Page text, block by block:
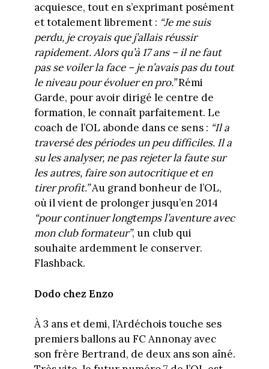
acquiesce, tout en s’exprimant posément
et totalement librement : “Je me suis
perdu, je croyais que j’allais réussir
rapidement. Alors qu’à 17 ans – il ne faut
pas se voiler la face – je n’avais pas du tout
le niveau pour évoluer en pro.”Rémi
Garde, pour avoir dirigé le centre de
formation, le connaît parfaitement. Le
coach de l’OL abonde dans ce sens : “Il a
traversé des périodes un peu difficiles. Il a
su les analyser, ne pas rejeter la faute sur
les autres, faire son autocritique et en
tirer profit.”Au grand bonheur de l’OL,
où il vient de prolonger jusqu’en 2014
“pour continuer longtemps l’aventure avec
mon club formateur”, un club qui
souhaite ardemment le conserver.
Flashback.
Dodo chez Enzo
À 3 ans et demi, l’Ardéchois touche ses
premiers ballons au FC Annonay avec
son frère Bertrand, de deux ans son aîné.